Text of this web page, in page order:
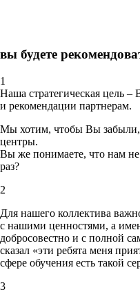
вы будете
1
Наша стратегическая цель
и рекомендации партнерам.
Мы хотим, чтобы Вы забыли,
центры.
Вы же понимаете, что нам
раз?
2
Для нашего коллектива
с нашими ценностями, а
добросовестно и с полной
сказал «эти ребята меня
сфере обучения есть такой
3